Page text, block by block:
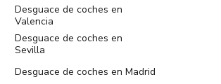
Desguace de coches en
Valencia
Desguace de coches en
Sevilla
Desguace de coches en Madrid